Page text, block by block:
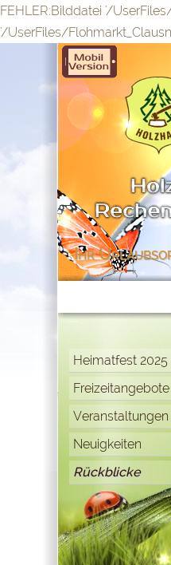
FEHLER:Bilddatei '/
'/UserFiles/
Heimatfest 2025
Freizeitangebote
Veranstaltungen
Neuigkeiten
Rückblicke
Ihr